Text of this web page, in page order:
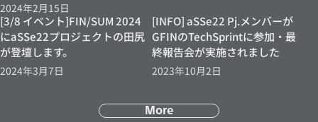
2024年2月15日
[3/8 イベント]FIN/SUM 2024
にaSSe22プロジェクトの田尻
が登壇します。
2024年3月7日
[INFO] aSSe22 Pj.メンバーが
GFINのTechSprintに参加・最
終報告会が実施されました
2023年10月2日
More